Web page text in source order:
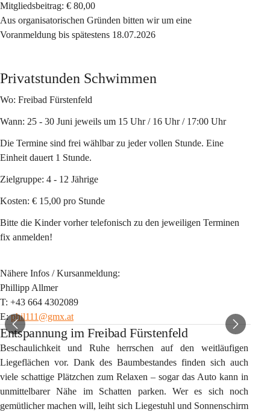
Mitgliedsbeitrag: € 80,00
Aus organisatorischen Gründen bitten wir um eine
Voranmeldung bis spätestens 18.07.2026
Privatstunden Schwimmen
Wo: Freibad Fürstenfeld
Wann: 25 - 30 Juni jeweils um 15 Uhr / 16 Uhr / 17:00 Uhr
Die Termine sind frei wählbar zu jeder vollen Stunde. Eine
Einheit dauert 1 Stunde.
Zielgruppe: 4 - 12 Jährige
Kosten: € 15,00 pro Stunde
Bitte die Kinder vorher telefonisch zu den jeweiligen Terminen
fix anmelden!
Nähere Infos / Kursanmeldung:
Phillipp Allmer
T: +43 664 4302089
E: phil111@gmx.at
Entspannung im Freibad Fürstenfeld
Beschaulichkeit und Ruhe herrschen auf den weitläufigen
Liegeflächen vor. Dank des Baumbestandes finden sich auch
viele schattige Plätzchen zum Relaxen – sogar das Auto kann in
unmittelbarer Nähe im Schatten parken. Wer es sich noch
gemütlicher machen will, leiht sich Liegestuhl und Sonnenschirm